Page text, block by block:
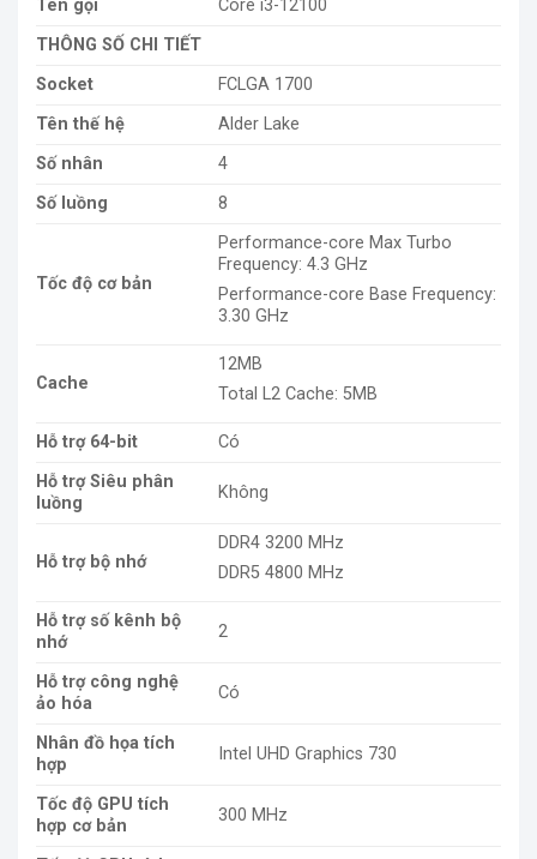
Tên gọi
Core i3-12100
THÔNG SỐ CHI TIẾT
Socket
FCLGA 1700
Tên thế hệ
Alder Lake
Số nhân
4
Số luồng
8
Tốc độ cơ bản
Performance-core Max Turbo
Frequency: 4.3 GHz
Performance-core Base Frequency:
3.30 GHz
Cache
12MB
Total L2 Cache: 5MB
Hỗ trợ 64-bit
Có
Hỗ trợ Siêu phân
luồng
Không
Hỗ trợ bộ nhớ
DDR4 3200 MHz
DDR5 4800 MHz
Hỗ trợ số kênh bộ
nhớ
2
Hỗ trợ công nghệ
ảo hóa
Có
Nhân đồ họa tích
hợp
Intel UHD Graphics 730
Tốc độ GPU tích
hợp cơ bản
300 MHz